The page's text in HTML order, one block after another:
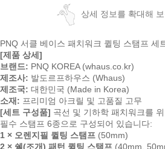
상세 정보를 확대해
PNQ 서클 베이스 패치워크 퀼팅 스탬프 세
[제품 상세]
브랜드: PNQ KOREA (whaus.co.kr)
제조사: 발도르프하우스 (Whaus)
제조국: 대한민국 (Made in Korea)
소재: 프리미엄 아크릴 및 고품질 고무
[세트 구성품] 곡선 및 기하학 패치워크를
필수 스탬프 6종으로 구성되어 있습니다:
1 × 오렌지필 퀼팅 스탬프 (50mm)
2 × 쉘(조개) 패턴 퀼팅 스탬프 (40mm,